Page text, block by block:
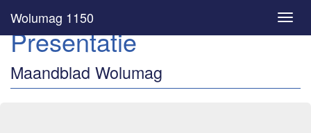
Wolumag 1150
Presentatie
Maandblad Wolumag